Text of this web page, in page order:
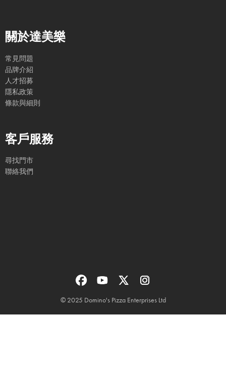
關於達美樂
常見問題
品牌介紹
人才招募
隱私政策
條款與細則
客戶服務
尋找門市
聯絡我們
© 2025 Domino's Pizza Enterprises Ltd